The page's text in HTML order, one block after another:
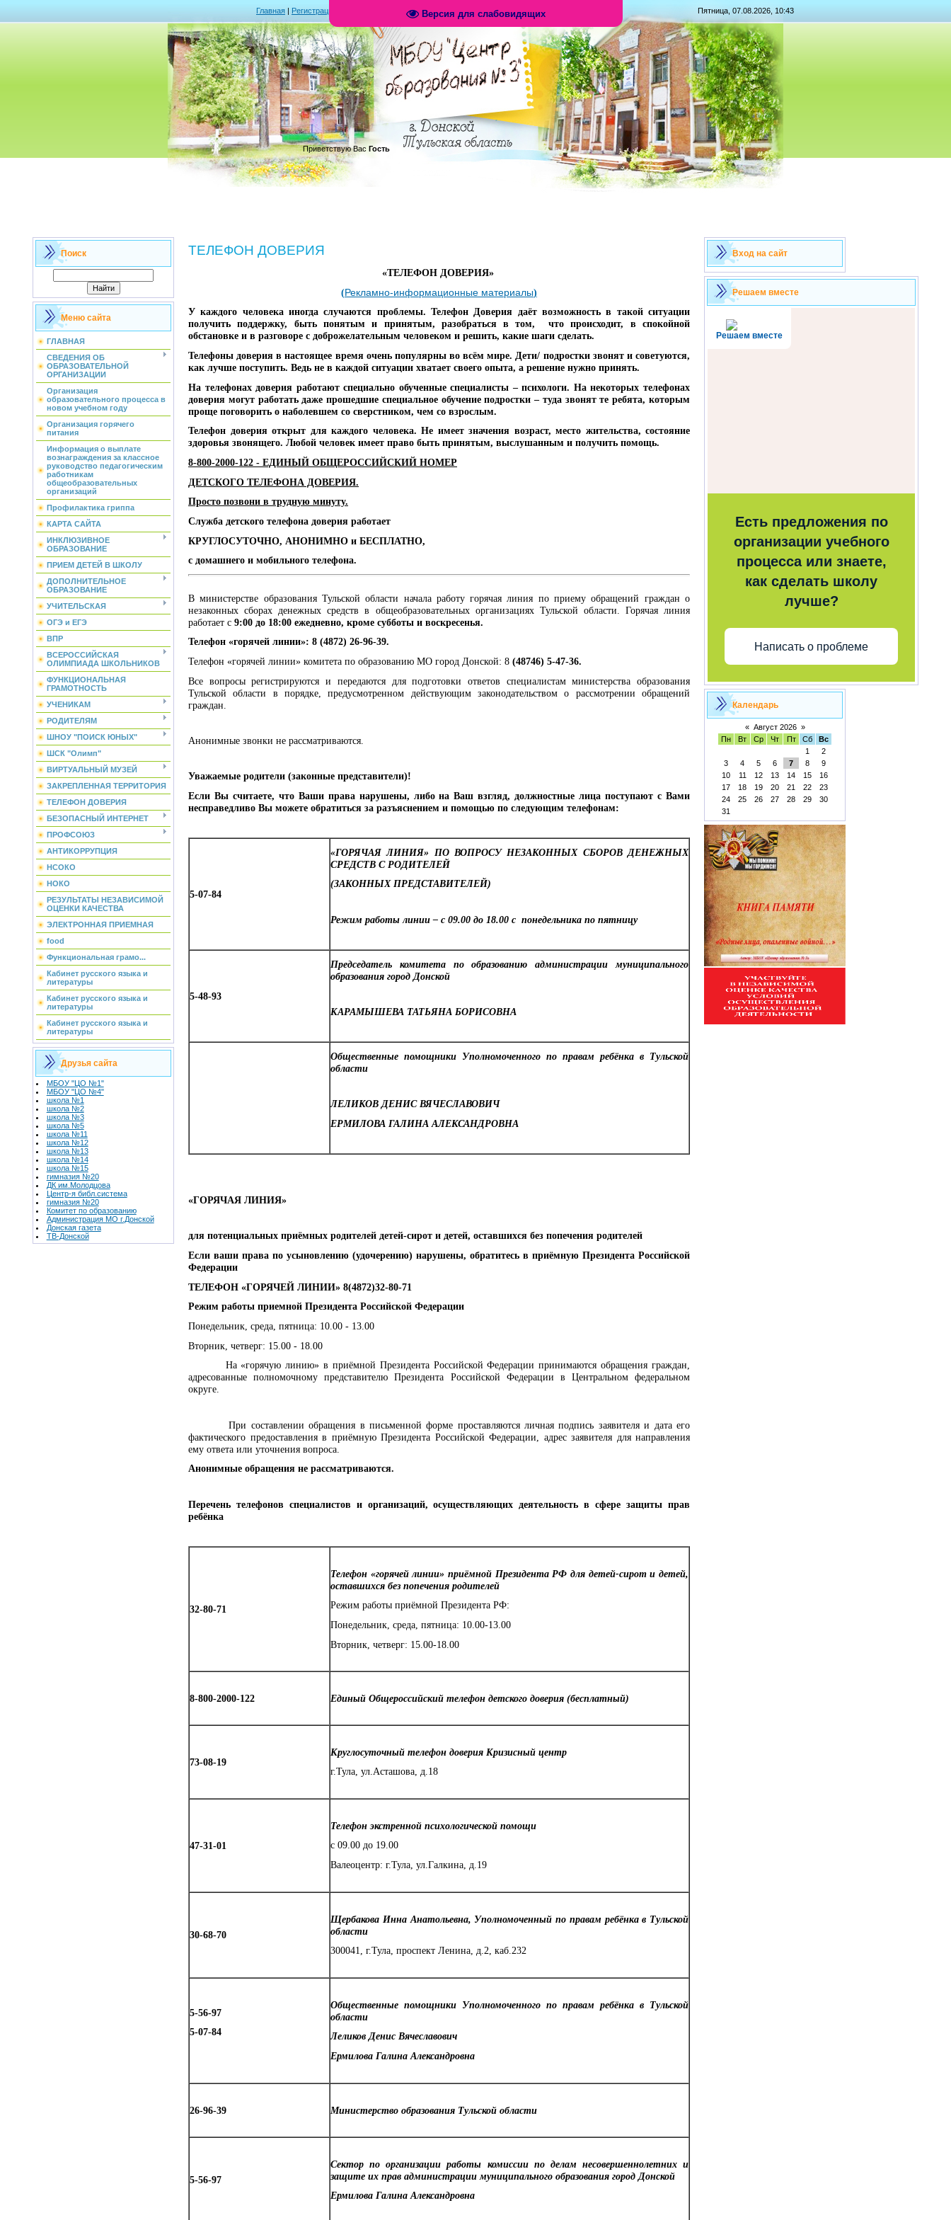
Версия для слабовидящих
Главная | Регистрация Пятница, 07.08.2026, 10:43
.
Приветствую Вас Гость
Поиск
Меню сайта
ГЛАВНАЯ
СВЕДЕНИЯ ОБ
ОБРАЗОВАТЕЛЬНОЙ
ОРГАНИЗАЦИИ
Организация
образовательного процесса в
новом учебном году
Организация горячего
питания
Информация о выплате
вознаграждения за классное
руководство педагогическим
работникам
общеобразовательных
организаций
Профилактика гриппа
КАРТА САЙТА
ИНКЛЮЗИВНОЕ
ОБРАЗОВАНИЕ
ПРИЕМ ДЕТЕЙ В ШКОЛУ
ДОПОЛНИТЕЛЬНОЕ
ОБРАЗОВАНИЕ
УЧИТЕЛЬСКАЯ
ОГЭ и ЕГЭ
ВПР
ВСЕРОССИЙСКАЯ
ОЛИМПИАДА ШКОЛЬНИКОВ
ФУНКЦИОНАЛЬНАЯ
ГРАМОТНОСТЬ
УЧЕНИКАМ
РОДИТЕЛЯМ
ШНОУ "ПОИСК ЮНЫХ"
ШСК "Олимп"
ВИРТУАЛЬНЫЙ МУЗЕЙ
ЗАКРЕПЛЕННАЯ ТЕРРИТОРИЯ
ТЕЛЕФОН ДОВЕРИЯ
БЕЗОПАСНЫЙ ИНТЕРНЕТ
ПРОФСОЮЗ
АНТИКОРРУПЦИЯ
НСОКО
НОКО
РЕЗУЛЬТАТЫ НЕЗАВИСИМОЙ
ОЦЕНКИ КАЧЕСТВА
ЭЛЕКТРОННАЯ ПРИЕМНАЯ
food
Функциональная грамо...
Кабинет русского языка и
литературы
Кабинет русского языка и
литературы
Кабинет русского языка и
литературы
Друзья сайта
МБОУ "ЦО №1"
МБОУ "ЦО №4"
школа №1
школа №2
школа №3
школа №5
школа №11
школа №12
школа №13
школа №14
школа №15
гимназия №20
ДК им.Молодцова
Центр-я библ.система
гимназия №20
Комитет по образованию
Администрация МО г.Донской
Донская газета
ТВ-Донской
ТЕЛЕФОН ДОВЕРИЯ
«ТЕЛЕФОН ДОВЕРИЯ»
(Рекламно-информационные материалы)
У каждого человека иногда случаются проблемы. Телефон Доверия даёт возможность в такой ситуации
получить поддержку, быть понятым и принятым, разобраться в том, что происходит, в спокойной
обстановке и в разговоре с доброжелательным человеком и решить, какие шаги сделать.
Телефоны доверия в настоящее время очень популярны во всём мире. Дети/ подростки звонят и советуются,
как лучше поступить. Ведь не в каждой ситуации хватает своего опыта, а решение нужно принять.
На телефонах доверия работают специально обученные специалисты – психологи. На некоторых телефонах
доверия могут работать даже прошедшие специальное обучение подростки – туда звонят те ребята, которым
проще поговорить о наболевшем со сверстником, чем со взрослым.
Телефон доверия открыт для каждого человека. Не имеет значения возраст, место жительства, состояние
здоровья звонящего. Любой человек имеет право быть принятым, выслушанным и получить помощь.
8-800-2000-122 - ЕДИНЫЙ ОБЩЕРОССИЙСКИЙ НОМЕР
ДЕТСКОГО ТЕЛЕФОНА ДОВЕРИЯ.
Просто позвони в трудную минуту.
Служба детского телефона доверия работает
КРУГЛОСУТОЧНО, АНОНИМНО и БЕСПЛАТНО,
с домашнего и мобильного телефона.
В министерстве образования Тульской области начала работу горячая линия по приему обращений граждан о
незаконных сборах денежных средств в общеобразовательных организациях Тульской области. Горячая линия
работает с 9:00 до 18:00 ежедневно, кроме субботы и воскресенья.
Телефон «горячей линии»: 8 (4872) 26-96-39.
Телефон «горячей линии» комитета по образованию МО город Донской: 8 (48746) 5-47-36.
Все вопросы регистрируются и передаются для подготовки ответов специалистам министерства образования
Тульской области в порядке, предусмотренном действующим законодательством о рассмотрении обращений
граждан.
Анонимные звонки не рассматриваются.
Уважаемые родители (законные представители)!
Если Вы считаете, что Ваши права нарушены, либо на Ваш взгляд, должностные лица поступают с Вами
несправедливо Вы можете обратиться за разъяснением и помощью по следующим телефонам:
5-07-84
«ГОРЯЧАЯ ЛИНИЯ» ПО ВОПРОСУ НЕЗАКОННЫХ СБОРОВ ДЕНЕЖНЫХ
СРЕДСТВ С РОДИТЕЛЕЙ
(ЗАКОННЫХ ПРЕДСТАВИТЕЛЕЙ)
Режим работы линии – с 09.00 до 18.00 с понедельника по пятницу
5-48-93
Председатель комитета по образованию администрации муниципального
образования город Донской
КАРАМЫШЕВА ТАТЬЯНА БОРИСОВНА
Общественные помощники Уполномоченного по правам ребёнка в Тульской
области
ЛЕЛИКОВ ДЕНИС ВЯЧЕСЛАВОВИЧ
ЕРМИЛОВА ГАЛИНА АЛЕКСАНДРОВНА
«ГОРЯЧАЯ ЛИНИЯ»
для потенциальных приёмных родителей детей-сирот и детей, оставшихся без попечения родителей
Если ваши права по усыновлению (удочерению) нарушены, обратитесь в приёмную Президента Российской
Федерации
ТЕЛЕФОН «ГОРЯЧЕЙ ЛИНИИ» 8(4872)32-80-71
Режим работы приемной Президента Российской Федерации
Понедельник, среда, пятница: 10.00 - 13.00
Вторник, четверг: 15.00 - 18.00
На «горячую линию» в приёмной Президента Российской Федерации принимаются обращения граждан,
адресованные полномочному представителю Президента Российской Федерации в Центральном федеральном
округе.
При составлении обращения в письменной форме проставляются личная подпись заявителя и дата его
фактического предоставления в приёмную Президента Российской Федерации, адрес заявителя для направления
ему ответа или уточнения вопроса.
Анонимные обращения не рассматриваются.
Перечень телефонов специалистов и организаций, осуществляющих деятельность в сфере защиты прав
ребёнка
32-80-71
Телефон «горячей линии» приёмной Президента РФ для детей-сирот и детей,
оставшихся без попечения родителей
Режим работы приёмной Президента РФ:
Понедельник, среда, пятница: 10.00-13.00
Вторник, четверг: 15.00-18.00
8-800-2000-122 Единый Общероссийский телефон детского доверия (бесплатный)
73-08-19
Круглосуточный телефон доверия Кризисный центр
г.Тула, ул.Асташова, д.18
47-31-01
Телефон экстренной психологической помощи
с 09.00 до 19.00
Валеоцентр: г.Тула, ул.Галкина, д.19
30-68-70
Щербакова Инна Анатольевна, Уполномоченный по правам ребёнка в Тульской
области
300041, г.Тула, проспект Ленина, д.2, каб.232
5-56-97
5-07-84
Общественные помощники Уполномоченного по правам ребёнка в Тульской
области
Леликов Денис Вячеславович
Ермилова Галина Александровна
26-96-39 Министерство образования Тульской области
5-56-97
Сектор по организации работы комиссии по делам несовершеннолетних и
защите их прав администрации муниципального образования город Донской
Ермилова Галина Александровна
Вход на сайт
Решаем вместе
Решаем вместе
Есть предложения по
организации учебного
процесса или знаете,
как сделать школу
лучше?
Написать о проблеме
Календарь
« Август 2026 »
Пн
Вт Ср Чт Пт Сб
Вс
1
2
3
4 5 6 7 8
9
10
11 12 13 14 15
16
17
18 19 20 21 22
23
24
25 26 27 28 29
30
31